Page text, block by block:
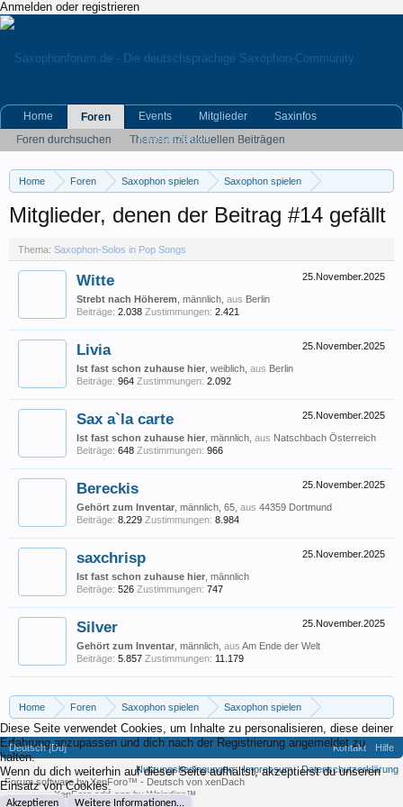
Anmelden oder registrieren
Home Foren Saxophon spielen
Saxophon spielen
Mitglieder, denen der Beitrag #14 gefällt
Thema: Saxophon-Solos in Pop Songs
25.November.2025
Witte
Strebt nach Höherem , männlich, aus Berlin
Beiträge: 2.038 Zustimmungen: 2.421
25.November.2025
Livia
Ist fast schon zuhause hier , weiblich, aus Berlin
Beiträge: 964 Zustimmungen: 2.092
25.November.2025
Sax a`la carte
Ist fast schon zuhause hier , männlich, aus Natschbach Österreich
Beiträge: 648 Zustimmungen: 966
25.November.2025
Bereckis
Gehört zum Inventar , männlich, 65, aus 44359 Dortmund
Beiträge: 8.229 Zustimmungen: 8.984
25.November.2025
saxchrisp
Ist fast schon zuhause hier , männlich
Beiträge: 526 Zustimmungen: 747
25.November.2025
Silver
Gehört zum Inventar , männlich, aus Am Ende der Welt
Beiträge: 5.857 Zustimmungen: 11.179
Home Foren Saxophon spielen
Saxophon spielen
Saxophon-Solos in Pop Songs
Home
Foren
Foren durchsuchen
Themen mit aktuellen Beiträgen
Events Mitglieder
Saxinfos
Kleinanzeigen
Deutsch [Du] Kontakt
Hilfe
Nutzungsbedingungen
Impressum
Datenschutzerklärung
Forum software by XenForo™ - Deutsch von xenDach
XenForo add-ons by Waindigo™
Diese Seite verwendet Cookies, um Inhalte zu personalisieren, diese deiner
Erfahrung anzupassen und dich nach der Registrierung angemeldet zu
halten.
Wenn du dich weiterhin auf dieser Seite aufhältst, akzeptierst du unseren
Einsatz von Cookies.
Akzeptieren Weitere Informationen...